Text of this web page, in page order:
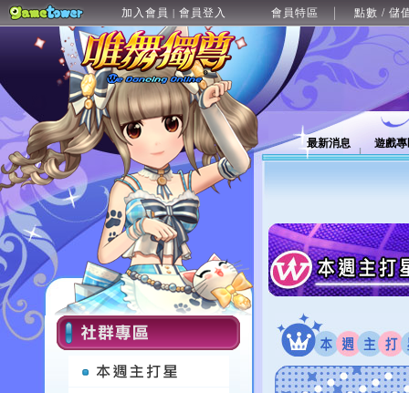
加入會員 | 會員登入 會員特區 點數 / 儲
最新消息 遊戲